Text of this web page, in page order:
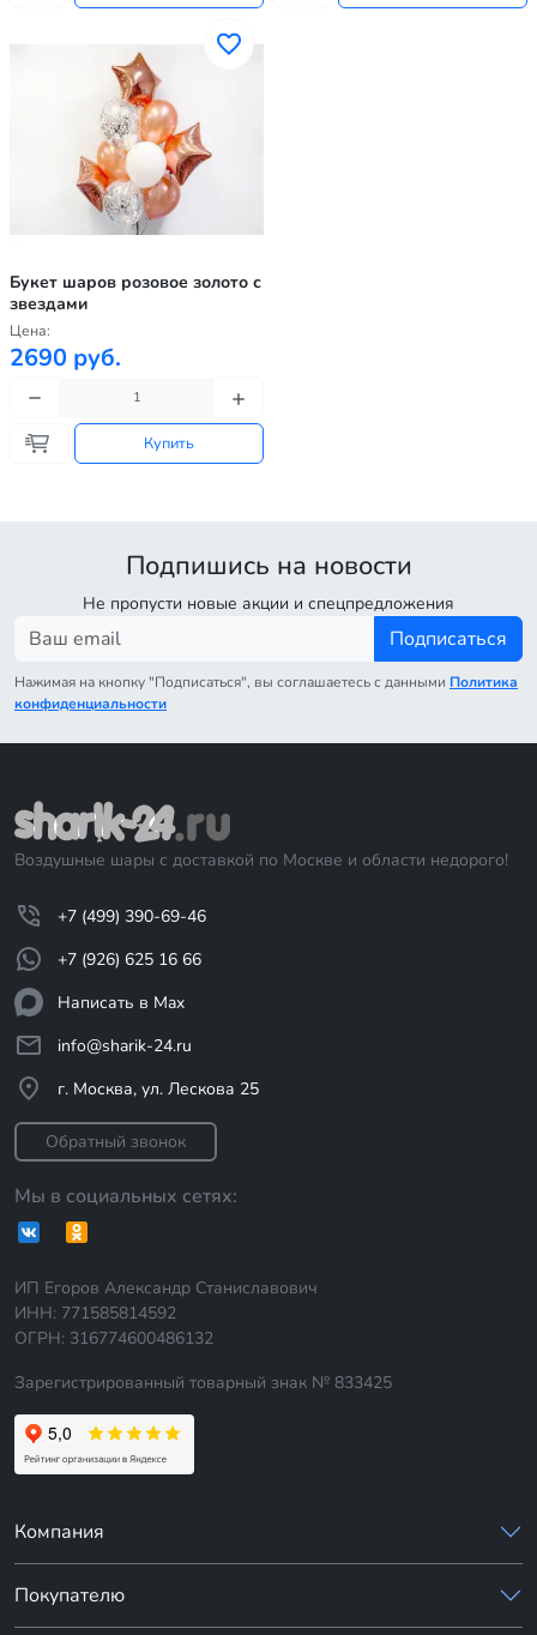
Букет шаров розовое золото с
звездами
Цена:
2690 руб.
Купить
Подпишись на новости
Не пропусти новые акции и спецпредложения
Подписаться
Нажимая на кнопку "Подписаться", вы соглашаетесь с данными Политика
конфиденциальности
Воздушные шары с доставкой по Москве и области недорого!
+7 (499) 390-69-46
+7 (926) 625 16 66
Написать в Max
info@sharik-24.ru
г. Москва, ул. Лескова 25
Обратный звонок
Мы в социальных сетях:
ИП Егоров Александр Станиславович
ИНН: 771585814592
ОГРН: 316774600486132
Зарегистрированный товарный знак № 833425
Компания
Покупателю